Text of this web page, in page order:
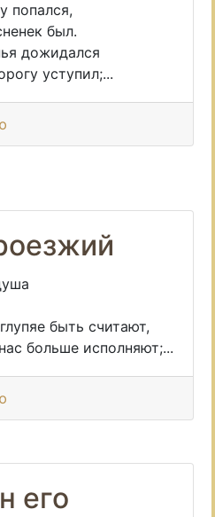
попался,
был.
дожидался
уступил;...
быть считают,
больше исполняют;...
его